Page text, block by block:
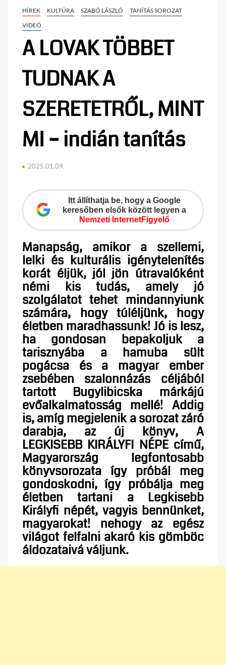
HÍREK KULTÚRA SZABÓ LÁSZLÓ
TANÍTÁS SOROZAT
VIDEÓ
A LOVAK TÖBBET
TUDNAK A
SZERETETRŐL, MINT
MI – indián tanítás
2025.01.09.
Itt állíthatja be, hogy a Google
keresőben elsők között legyen a
Nemzeti InternetFigyelő
Manapság, amikor a szellemi,
lelki és kulturális igénytelenítés
korát éljük, jól jön útravalóként
némi kis tudás, amely jó
szolgálatot tehet mindannyiunk
számára, hogy túléljünk, hogy
életben maradhassunk! Jó is lesz,
ha gondosan bepakoljuk a
tarisznyába a hamuba sült
pogácsa és a magyar ember
zsebében szalonnázás céljából
tartott Bugylibicska márkájú
evőalkalmatosság mellé! Addig
is, amíg megjelenik a sorozat záró
darabja, az új könyv, A
LEGKISEBB KIRÁLYFI NÉPE című,
Magyarország legfontosabb
könyvsorozata így próbál meg
gondoskodni, így próbálja meg
életben tartani a Legkisebb
Királyfi népét, vagyis bennünket,
magyarokat! nehogy az egész
világot felfalni akaró kis gömböc
áldozataivá váljunk.